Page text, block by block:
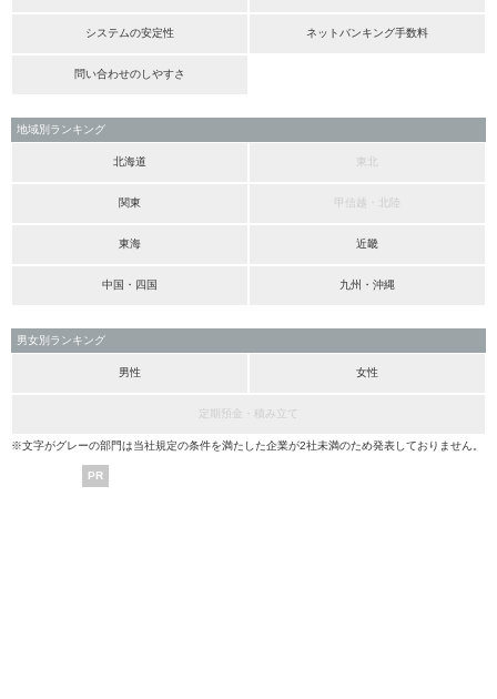
システムの安定性 ネットバンキング手数料
問い合わせのしやすさ
地域別ランキング
北海道 東北
関東 甲信越・北陸
東海 近畿
中国・四国 九州・沖縄
男女別ランキング
男性 女性
定期預金・積み立て
※文字がグレーの部門は当社規定の条件を満たした企業が2社未満のため発表しておりません。
PR